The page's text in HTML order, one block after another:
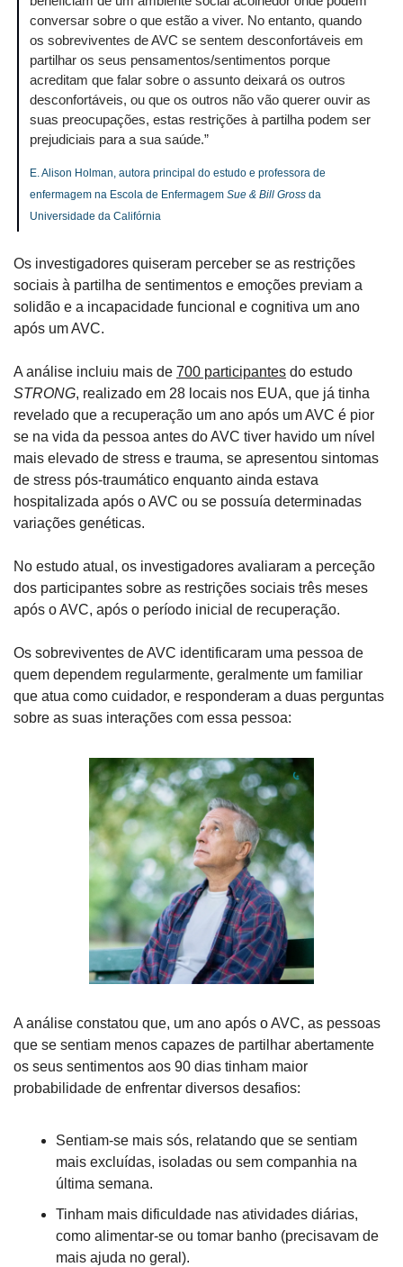
conversar sobre o que estão a viver. No entanto, quando
os sobreviventes de AVC se sentem desconfortáveis ​​em
partilhar os seus pensamentos/sentimentos porque
acreditam que falar sobre o assunto deixará os outros
desconfortáveis, ​​ou que os outros não vão querer ouvir as
suas preocupações, estas restrições à partilha podem ser
prejudiciais para a sua saúde.”
E. Alison Holman, autora principal do estudo e professora de
enfermagem na Escola de Enfermagem Sue & Bill Gross da
Universidade da Califórnia
Os investigadores quiseram perceber se as restrições
sociais à partilha de sentimentos e emoções previam a
solidão e a incapacidade funcional e cognitiva um ano
após um AVC.
A análise incluiu mais de 700 participantes
STRONG, realizado em 28 locais nos EUA, que já tinha
revelado que a recuperação um ano após um AVC é pior
se na vida da pessoa antes do AVC tiver havido um nível
mais elevado de stress e trauma, se apresentou sintomas
de stress pós-traumático enquanto ainda estava
hospitalizada após o AVC ou se possuía determinadas
variações genéticas.
No estudo atual, os investigadores avaliaram a perceção
dos participantes sobre as restrições sociais três meses
após o AVC, após o período inicial de recuperação.
Os sobreviventes de AVC identificaram uma pessoa de
quem dependem regularmente, geralmente um familiar
que atua como cuidador, e responderam a duas perguntas
sobre as suas interações com essa pessoa:
A análise constatou que, um ano após o AVC, as pessoas
que se sentiam menos capazes de partilhar abertamente
os seus sentimentos aos 90 dias tinham maior
probabilidade de enfrentar diversos desafios:
Sentiam-se mais sós, relatando que se sentiam
mais excluídas, isoladas ou sem companhia na
última semana.
Tinham mais dificuldade nas atividades diárias,
como alimentar-se ou tomar banho (precisavam de
mais ajuda no geral).